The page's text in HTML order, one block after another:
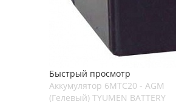
Быстрый просмотр
Аккумулятор 6МТС20 - AGM
(Гелевый) TYUMEN BATTERY